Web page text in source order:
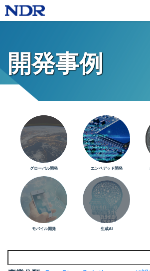
開発事例
グローバル開発 エンベデッド開発
モバイル開発 生成AI